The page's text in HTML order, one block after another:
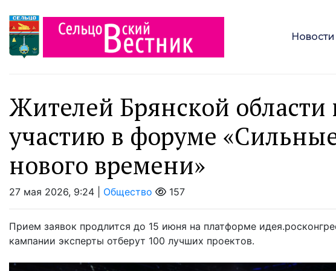
Новости
Жителей Брянской
участию в форуме
нового времени»
27 мая 2026, 9:24 | Общество 157
Прием заявок продлится до 15 июня на платформе
кампании эксперты отберут 100 лучших проектов.